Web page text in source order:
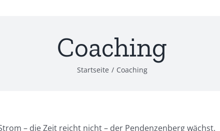
Coaching
Startseite Coaching
– die Zeit reicht nicht – der Pendenzenberg wächst.